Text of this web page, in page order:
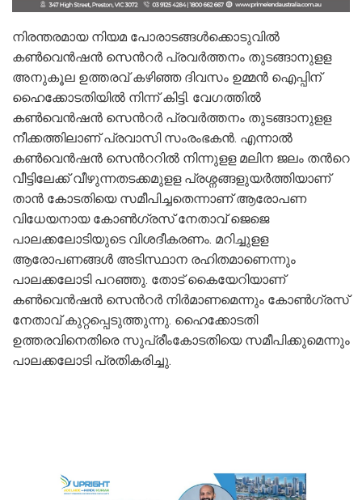
നിരന്തരമായ നിയമ പോരാടങ്ങള്‍ക്കൊടുവില്‍
കണ്‍വെന്‍ഷന്‍ സെന്‍റര്‍ പ്രവര്‍ത്തനം തുടങ്ങാനുളള
അനുകൂല ഉത്തരവ് കഴിഞ്ഞ ദിവസം ഉമ്മന്‍ ഐപ്പിന്
ഹൈക്കോടതിയില്‍ നിന്ന് കിട്ടി. വേഗത്തില്‍
കണ്‍വെന്‍ഷന്‍ സെന്‍റര്‍ പ്രവര്‍ത്തനം തുടങ്ങാനുളള
നീക്കത്തിലാണ് പ്രവാസി സംരംഭകന്‍. എന്നാല്‍
കണ്‍വെന്‍ഷന്‍ സെന്‍ററില്‍ നിന്നുളള മലിന ജലം തന്‍റെ
വീട്ടിലേക്ക് വീഴുന്നതടക്കമുളള പ്രശ്നങ്ങളുയര്‍ത്തിയാണ്
താന്‍ കോടതിയെ സമീപിച്ചതെന്നാണ് ആരോപണ
വിധേയനായ കോണ്‍ഗ്രസ് നേതാവ് ജെജെ
പാലക്കലോടിയുടെ വിശദീകരണം. മറിച്ചുളള
ആരോപണങ്ങള്‍ അടിസ്ഥാന രഹിതമാണെന്നും
പാലക്കലോടി പറഞ്ഞു. തോട് കൈയേറിയാണ്
കണ്‍വെന്‍ഷന്‍ സെന്‍റര്‍ നിര്‍മാണമെന്നും കോണ്‍ഗ്രസ്
നേതാവ് കുറ്റപ്പെടുത്തുന്നു. ഹൈക്കോടതി
ഉത്തരവിനെതിരെ സുപ്രീംകോടതിയെ സമീപിക്കുമെന്നും
പാലക്കലോടി പ്രതികരിച്ചു.